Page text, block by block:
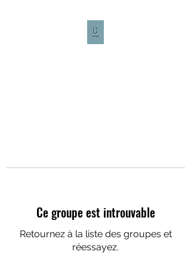
Ce groupe est introuvable
Retournez à la liste des groupes et
réessayez.